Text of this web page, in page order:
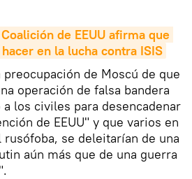
Coalición de EEUU afirma que
en la lucha contra ISIS
preocupación de Moscú de que
operación de falsa bandera
los civiles para desencadenar
de EEUU" y que varios en
se deleitarían de una
aún más que de una guerra